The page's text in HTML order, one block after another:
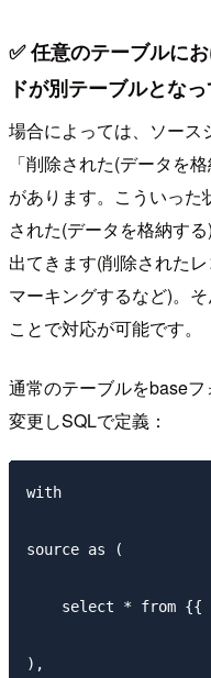
✅ 任意のテーブルに
ドが別テーブルとな
場合によっては、ソース
「削除された(データを
があります。こういっ
された(データを格納す
出てきます(削除された
マーキングするなど)。
ことで対応が可能です。
通常のテーブルをbase
変更しSQLで定義：
with
source as (
select * from {{
),